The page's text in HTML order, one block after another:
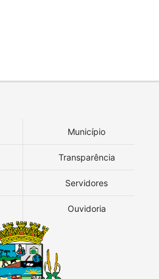
Município
Transparência
Servidores
Ouvidoria